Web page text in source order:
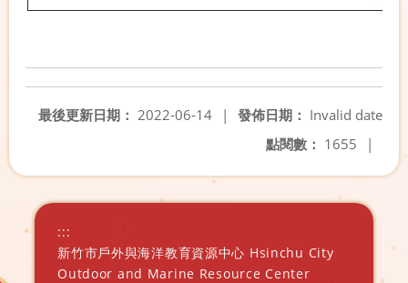
發佈日期： Invalid date
最後更新日期： 2022-06-14
|
點閱數： 1655 |
:::
新竹市戶外與海洋教育資源中心 Hsinchu City
Outdoor and Marine Resource Center